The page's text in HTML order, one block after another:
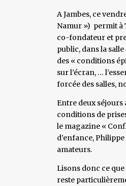
A Jambes, ce
Namur ») permit à
co-fondateur et
public, dans la
des « conditions
sur l’écran, …
forcée des salles,
Entre deux séjours
conditions de
le magazine «
d’enfance,
amateurs.
Lisons donc ce
reste